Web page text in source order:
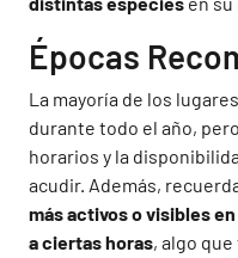
Épocas
La mayoría de los
durante todo el año,
horarios y la
acudir. Además,
más activos o visibles
a ciertas horas, algo